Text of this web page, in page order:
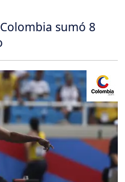
sumó 8